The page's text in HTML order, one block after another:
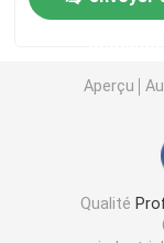
Tube en
Aperçu
Qualité